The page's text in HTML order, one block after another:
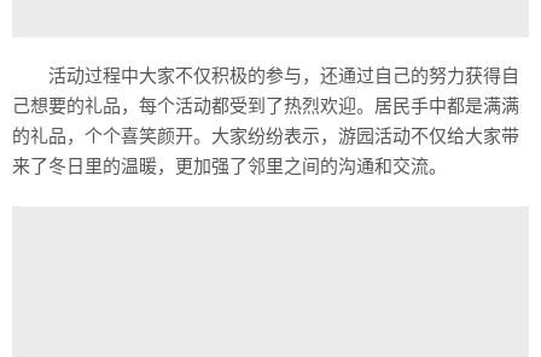
活动过程中大家不仅积极的参与，还通过自己的努力获得自
己想要的礼品，每个活动都受到了热烈欢迎。居民手中都是满满
的礼品，个个喜笑颜开。大家纷纷表示，游园活动不仅给大家带
来了冬日里的温暖，更加强了邻里之间的沟通和交流。